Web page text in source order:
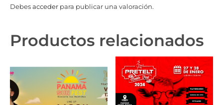
Debesacceder para publicar una valoración.
Productos relacionados